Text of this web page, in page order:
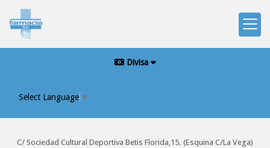
Divisa
Select Language ▼
C/ Sociedad Cultural Deportiva Betis Florida,15. (Esquina C/La Vega)